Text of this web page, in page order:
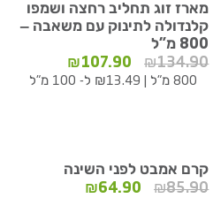
מארז זוג תחליב רחצה ושמפו
קלנדולה לתינוק עם משאבה –
800 מ"ל
₪134.90
המחיר
המקורי
₪107.90
הנוכחי
800 מ"ל ₪13.49 ל- 100 מ"ל
קרם אמבט לפני השינה
₪85.90
המחיר ₪64.90